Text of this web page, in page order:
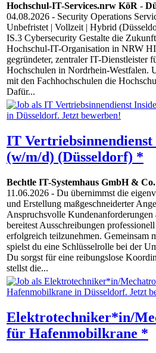
Hochschul-IT-Services.nrw KöR -
04.08.2026 - Security Operations
Unbefristet | Vollzeit | Hybrid
IS.3 Cybersecurity Gestalte die
Hochschul-IT-Organisation in NRW
gegründeter, zentraler IT-Dienstleister
Hochschulen in Nordrhein-Westfalen.
mit den Fachhochschulen die
Dafür...
IT Vertriebsinnendienst
(w/m/d) (Düsseldorf) *
Bechtle IT-Systemhaus GmbH &
11.06.2026 - Du übernimmst die
und Erstellung maßgeschneiderter
Anspruchsvolle Kundenanforderungen
bereitest Ausschreibungen
erfolgreich teilzunehmen. Gemeinsam
spielst du eine Schlüsselrolle bei der
Du sorgst für eine reibungslose
stellst die...
Elektrotechniker*in/
für Hafenmobilkrane *